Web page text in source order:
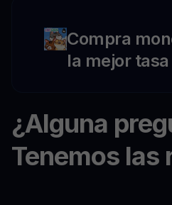
Compra
la mejor tasa
¿Alguna
Tenemos las